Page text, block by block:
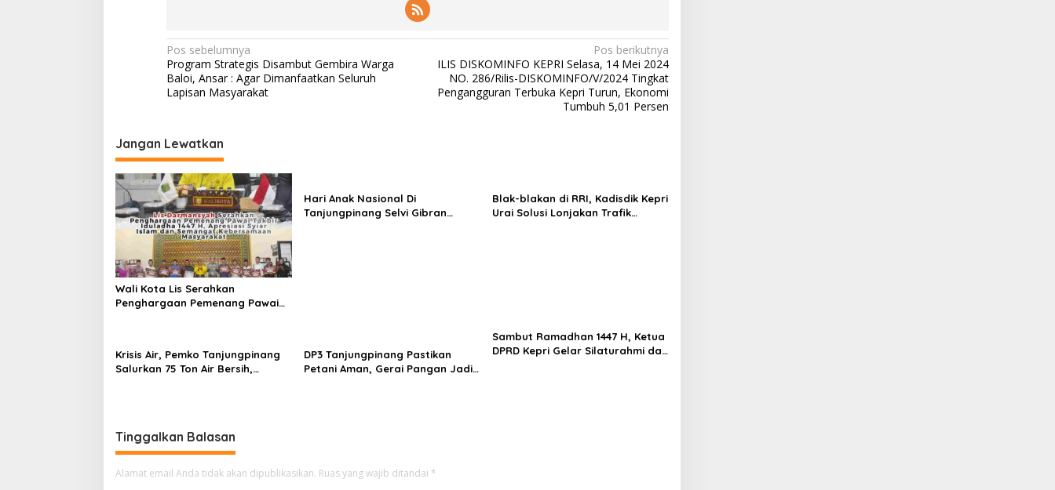
N
a
v
g
a
s
i
p
o
s
Pos sebelumnya
Program Strategis Disambut Gembira Warga
Baloi, Ansar : Agar Dimanfaatkan Seluruh
Lapisan Masyarakat
Pos berikutnya
ILIS DISKOMINFO KEPRI Selasa, 14 Mei 2024
NO. 286/Rilis-DISKOMINFO/V/2024 Tingkat
Pengangguran Terbuka Kepri Turun, Ekonomi
Tumbuh 5,01 Persen
Jangan Lewatkan
Wali Kota Lis Serahkan
Penghargaan Pemenang Pawai
Hari Anak Nasional Di
Tanjungpinang Selvi Gibran
Blak-blakan di RRI, Kadisdik Kepri
Urai Solusi Lonjakan Trafik
Krisis Air, Pemko Tanjungpinang
Salurkan 75 Ton Air Bersih,
DP3 Tanjungpinang Pastikan
Petani Aman, Gerai Pangan Jadi
Sambut Ramadhan 1447 H, Ketua
DPRD Kepri Gelar Silaturahmi dan
Tinggalkan Balasan
Alamat email Anda tidak akan dipublikasikan. Ruas yang wajib ditandai *